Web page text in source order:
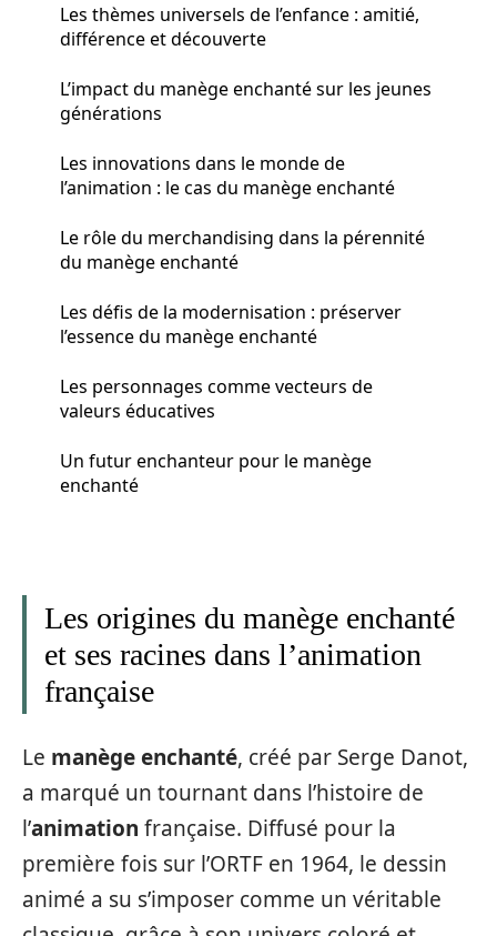
Les thèmes universels de l’enfance : amitié,
différence et découverte
L’impact du manège enchanté sur les jeunes
générations
Les innovations dans le monde de
l’animation : le cas du manège enchanté
Le rôle du merchandising dans la pérennité
du manège enchanté
Les défis de la modernisation : préserver
l’essence du manège enchanté
Les personnages comme vecteurs de
valeurs éducatives
Un futur enchanteur pour le manège
enchanté
Les origines du manège enchanté
et ses racines dans l’animation
française
Le manège enchanté, créé par Serge Danot,
a marqué un tournant dans l’histoire de
l’animation française. Diffusé pour la
première fois sur l’ORTF en 1964, le dessin
animé a su s’imposer comme un véritable